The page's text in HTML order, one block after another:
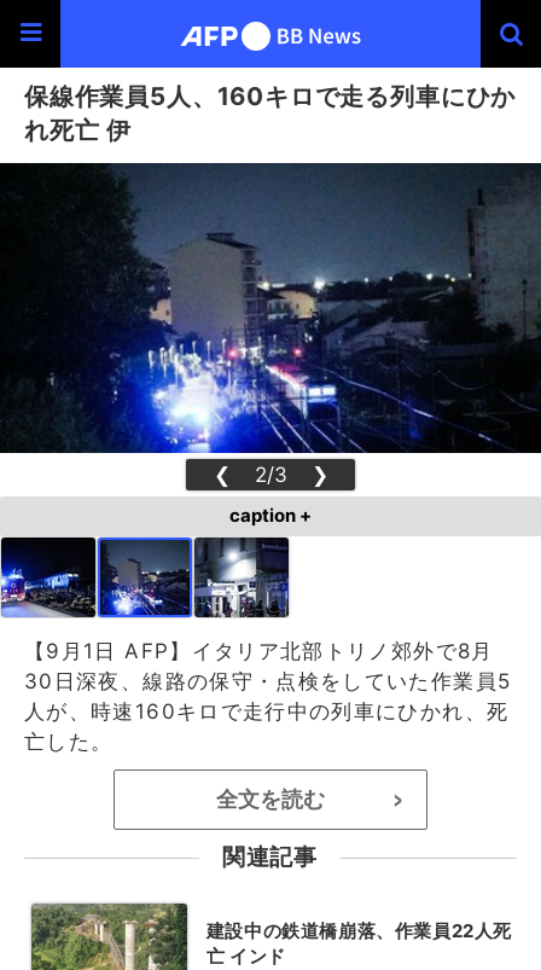
保線作業員5人、160キロで走る列車にひか
れ死亡 伊
❮ 2/3 ❯
caption +
【9月1日 AFP】イタリア北部トリノ郊外で8月
30日深夜、線路の保守・点検をしていた作業員5
人が、時速160キロで走行中の列車にひかれ、死
亡した。
全文を読む >
関連記事
建設中の鉄道橋崩落、作業員22人死
亡 インド